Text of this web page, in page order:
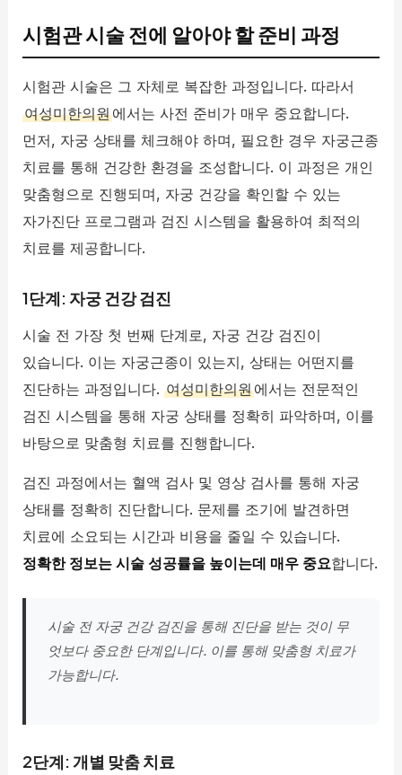
시험관 시술 전에 알아야 할 준비 과정
시험관 시술은 그 자체로 복잡한 과정입니다. 따라서
여성미한의원에서는 사전 준비가 매우 중요합니다.
먼저, 자궁 상태를 체크해야 하며, 필요한 경우 자궁근종
치료를 통해 건강한 환경을 조성합니다. 이 과정은 개인
맞춤형으로 진행되며, 자궁 건강을 확인할 수 있는
자가진단 프로그램과 검진 시스템을 활용하여 최적의
치료를 제공합니다.
1단계: 자궁 건강 검진
시술 전 가장 첫 번째 단계로, 자궁 건강 검진이
있습니다. 이는 자궁근종이 있는지, 상태는 어떤지를
진단하는 과정입니다.여성미한의원에서는 전문적인
검진 시스템을 통해 자궁 상태를 정확히 파악하며, 이를
바탕으로 맞춤형 치료를 진행합니다.
검진 과정에서는 혈액 검사 및 영상 검사를 통해 자궁
상태를 정확히 진단합니다. 문제를 조기에 발견하면
치료에 소요되는 시간과 비용을 줄일 수 있습니다.
정확한 정보는 시술 성공률을 높이는데 매우 중요합니다.
시술 전 자궁 건강 검진을 통해 진단을 받는 것이 무
엇보다 중요한 단계입니다. 이를 통해 맞춤형 치료가
가능합니다.
2단계: 개별 맞춤 치료